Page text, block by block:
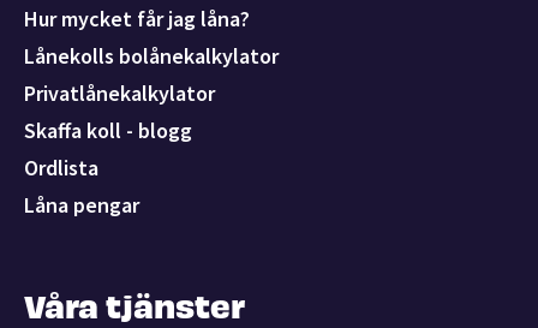
Hur mycket får jag låna?
Lånekolls bolånekalkylator
Privatlånekalkylator
Skaffa koll - blogg
Ordlista
Låna pengar
Våra tjänster